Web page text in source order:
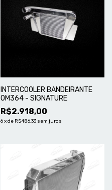
INTERCOOLER BANDEIRANTE
OM364 - SIGNATURE
R$2.918,00
6xde R$486,33 sem juros